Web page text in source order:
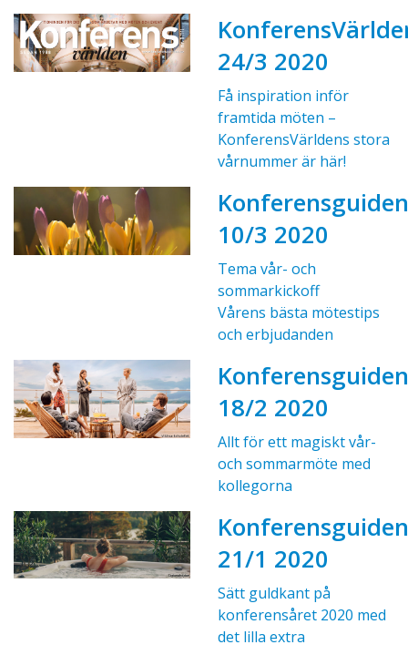
24/3 2020
Få inspiration inför
framtida möten –
KonferensVärldens stora
vårnummer är här!
Konferensguiden
10/3 2020
Tema vår- och
sommarkickoff
Vårens bästa mötestips
och erbjudanden
Konferensguiden
18/2 2020
Allt för ett magiskt vår-
och sommarmöte med
kollegorna
Konferensguiden
21/1 2020
Sätt guldkant på
konferensåret 2020 med
det lilla extra